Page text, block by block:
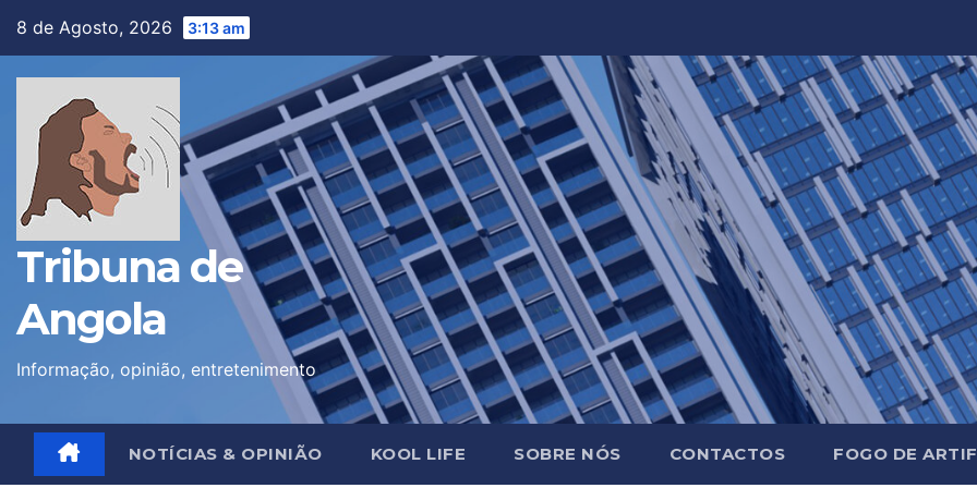
8 de Agosto, 2026 3:13 am
Tribuna de
Angola
Informação, opinião, entretenimento
NOTÍCIAS & OPINIÃO KOOL LIFE SOBRE NÓS CONTACTOS FOGO DE